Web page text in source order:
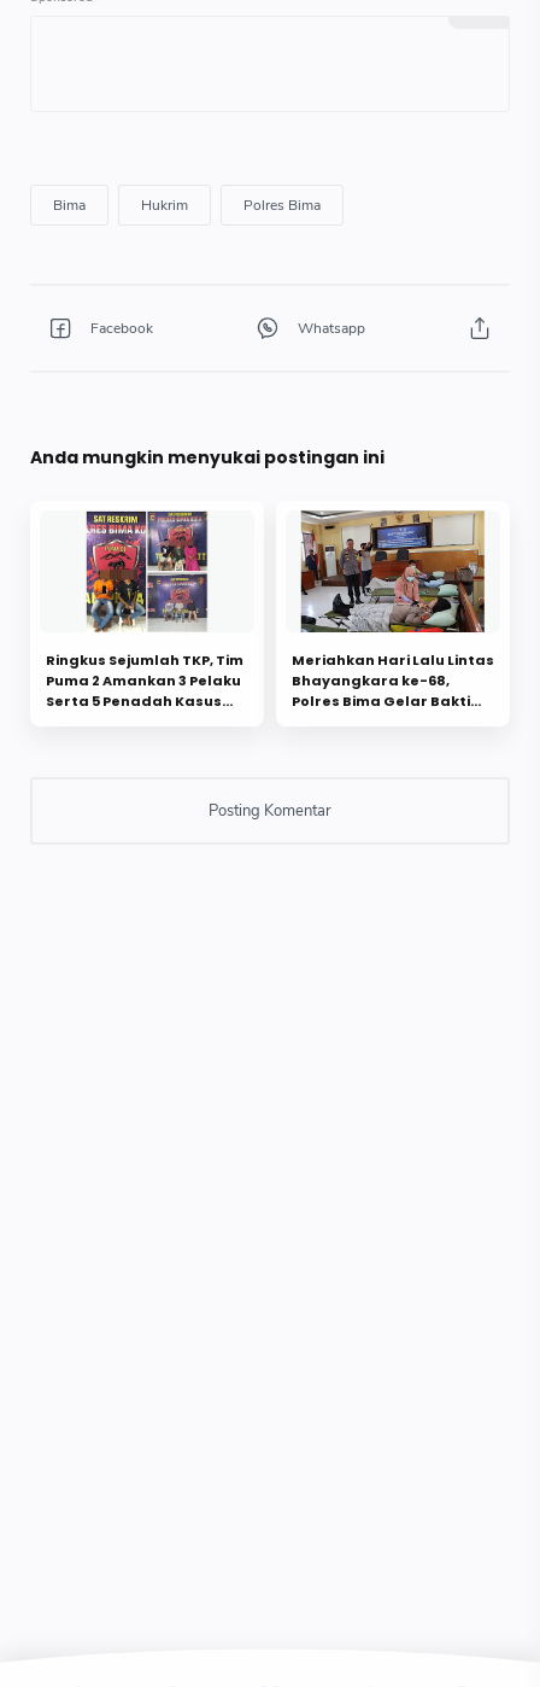
Anda mungkin menyukai postingan ini
Ringkus Sejumlah TKP, Tim
Puma 2 Amankan 3 Pelaku
Serta 5 Penadah Kasus
Meriahkan Hari Lalu Lintas
Bhayangkara ke-68,
Polres Bima Gelar Bakti